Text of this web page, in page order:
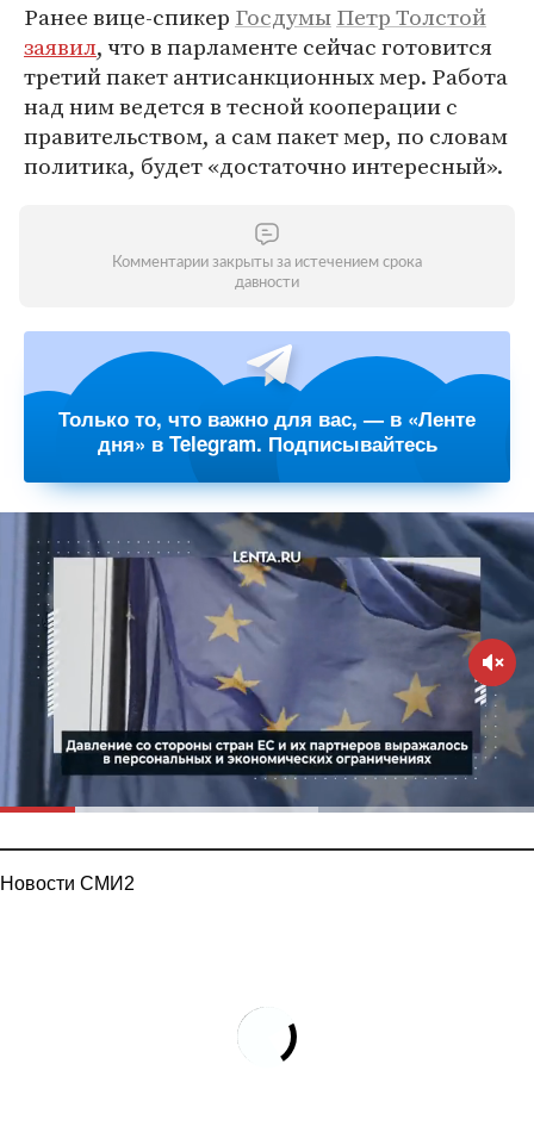
Ранее вице-спикер ГосдумыПетр Толстой
заявил, что в парламенте сейчас готовится
третий пакет антисанкционных мер. Работа
над ним ведется в тесной кооперации с
правительством, а сам пакет мер, по словам
политика, будет «достаточно интересный».
Комментарии закрыты за истечением срока
давности
Только то, что важно для вас, — в «Ленте
дня» в Telegram. Подписывайтесь
Новости СМИ2